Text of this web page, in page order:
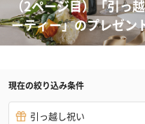
（2ページ目）「引っ
ーティー」のプレゼン
現在の絞り込み条件
引っ越し祝い